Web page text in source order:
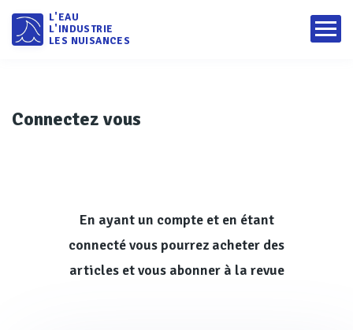
L'EAU
L'INDUSTRIE
LES NUISANCES
Connectez vous
En ayant un compte et en étant
connecté vous pourrez acheter des
articles et vous abonner à la revue